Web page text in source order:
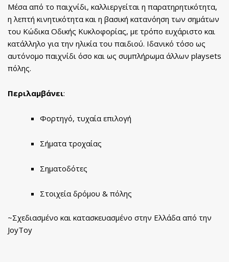
Μέσα από το παιχνίδι, καλλιεργείται η παρατηρητικότητα,
η λεπτή κινητικότητα και η βασική κατανόηση των σημάτων
του Κώδικα Οδικής Κυκλοφορίας, με τρόπο ευχάριστο και
κατάλληλο για την ηλικία του παιδιού. Ιδανικό τόσο ως
αυτόνομο παιχνίδι όσο και ως συμπλήρωμα άλλων playsets
πόλης.
Περιλαμβάνει:
Φορτηγό, τυχαία επιλογή
Σήματα τροχαίας
Σηματοδότες
Στοιχεία δρόμου & πόλης
~Σχεδιασμένο και κατασκευασμένο στην Ελλάδα από την
JoyToy